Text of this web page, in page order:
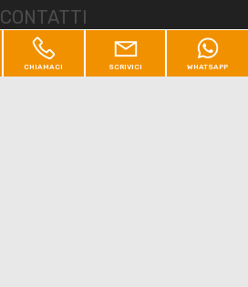
CONTATTI
Sitemap
CHIAMACI SCRIVICI WHATSAPP